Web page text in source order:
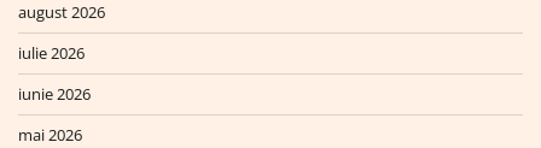
august 2026
iulie 2026
iunie 2026
mai 2026